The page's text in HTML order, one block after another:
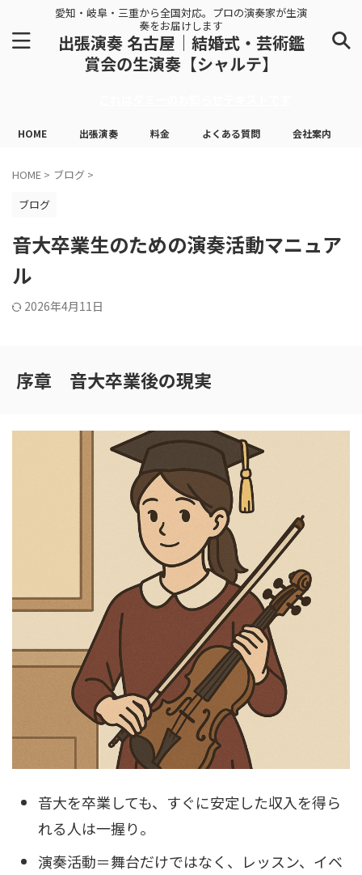
愛知・岐阜・三重から全国対応。プロの演奏家が生演
奏をお届けします
出張演奏 名古屋｜結婚式・芸術鑑
賞会の生演奏【シャルテ】
HOME 出張演奏 料金 よくある質問 会社案内
HOME > ブログ >
ブログ
音大卒業生のための演奏活動マニュア
ル
2026年4月11日
序章 音大卒業後の現実
音大を卒業しても、すぐに安定した収入を得ら
れる人は一握り。
演奏活動＝舞台だけではなく、レッスン、イベ